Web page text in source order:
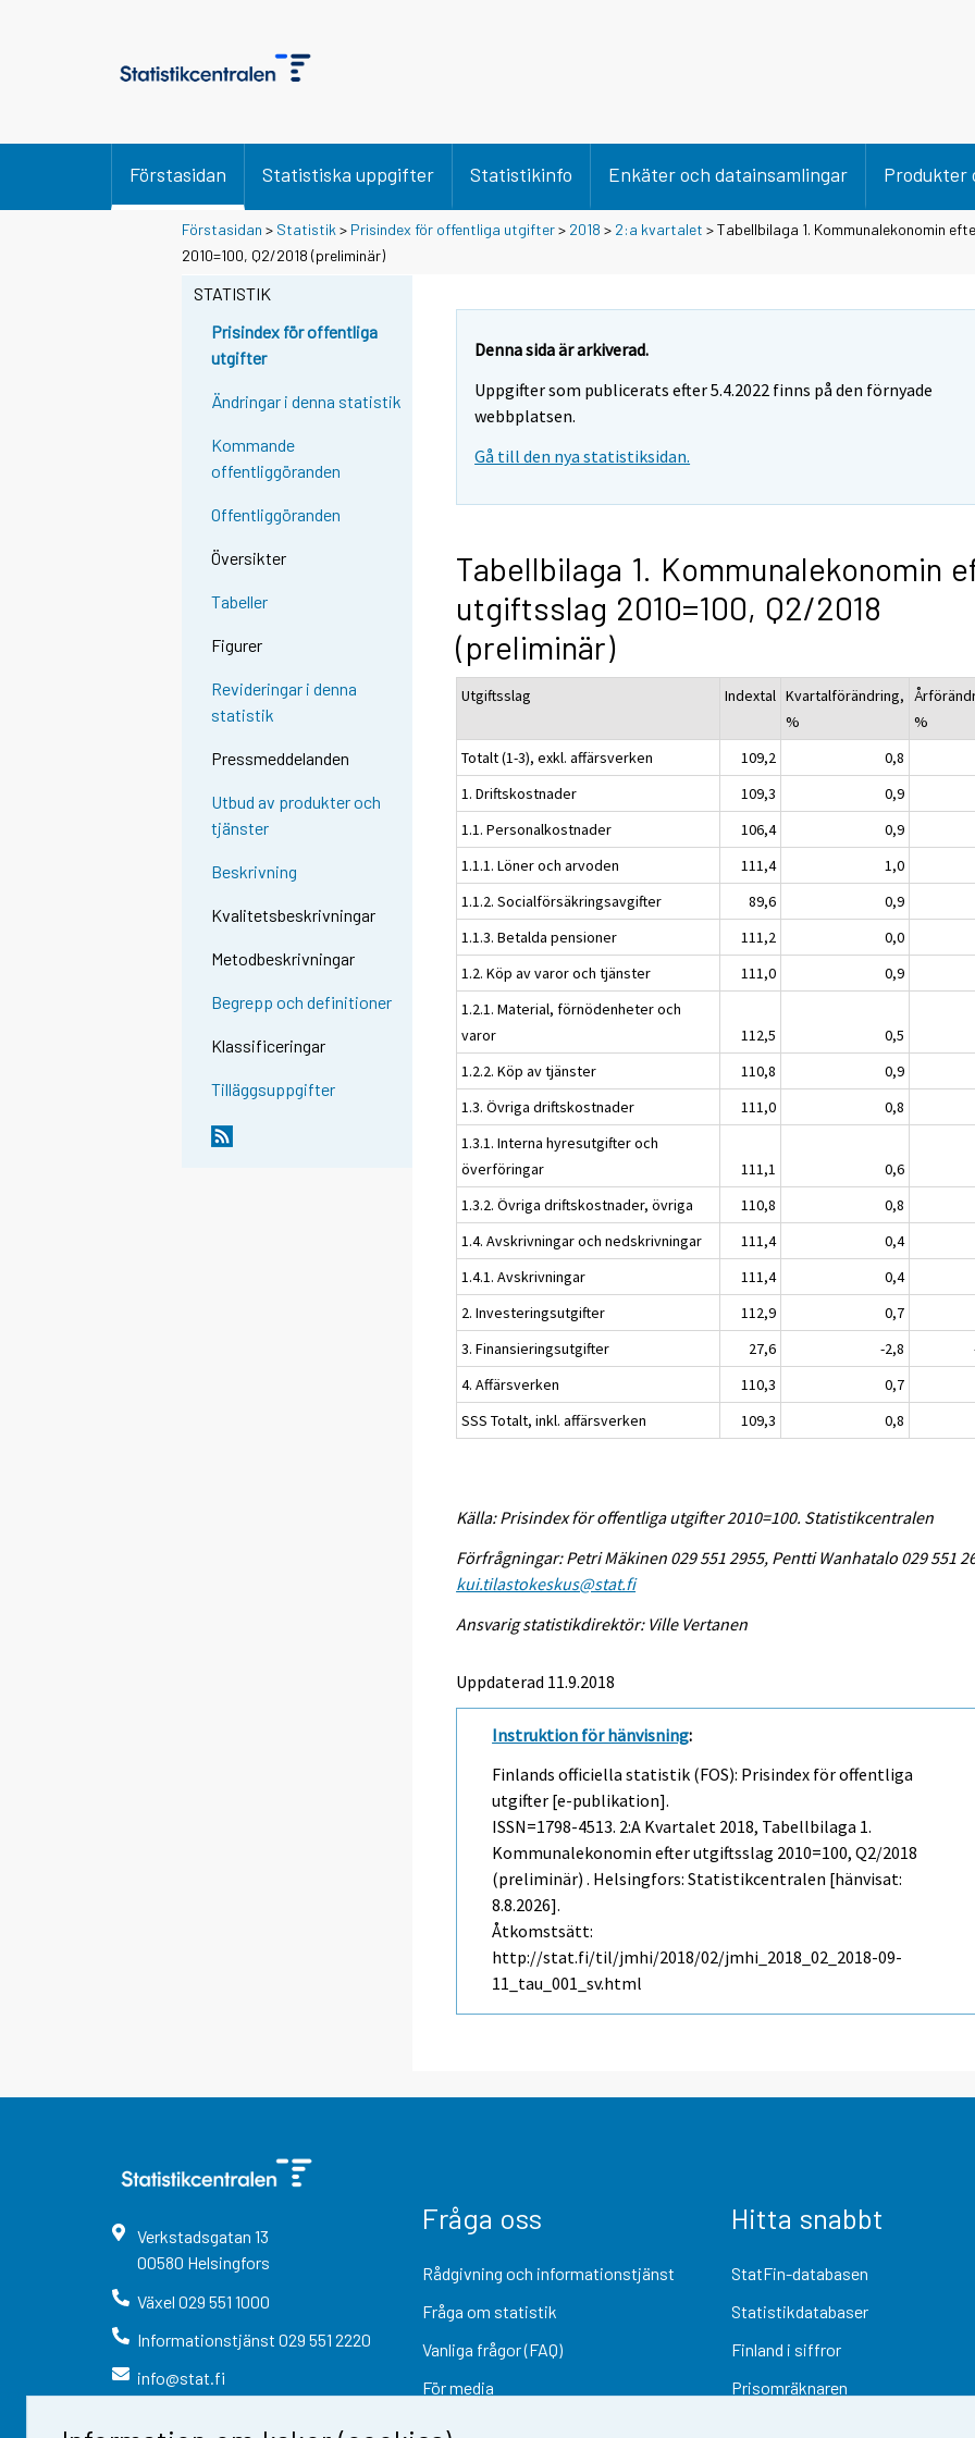
Förstasidan Statistiska uppgifter Statistikinfo Enkäter och datainsamlingar Produkter
Förstasidan > Statistik > Prisindex för offentliga utgifter> 2018 > 2:a kvartalet > Tabellbilaga 1. Kommunalekonomin
2010=100, Q2/2018 (preliminär)
STATISTIK
Prisindex för offentliga
utgifter
Ändringar i denna statistik
Kommande
offentliggöranden
Offentliggöranden
Översikter
Tabeller
Figurer
Revideringar i denna
statistik
Pressmeddelanden
Utbud av produkter och
tjänster
Beskrivning
Kvalitetsbeskrivningar
Metodbeskrivningar
Begrepp och definitioner
Klassificeringar
Tilläggsuppgifter
Denna sida är arkiverad.
Uppgifter som publicerats efter 5.4.2022 finns på den förnyade
webbplatsen.
Gå till den nya statistiksidan.
Tabellbilaga 1. Kommunalekonomin
utgiftsslag 2010=100, Q2/2018
(preliminär)
Utgiftsslag Indextal Kvartalförändring,
%
%
Totalt (1-3), exkl. affärsverken
109,2
0,8
1. Driftskostnader
109,3
0,9
1.1. Personalkostnader
106,4
0,9
1.1.1. Löner och arvoden
111,4
1,0
1.1.2. Socialförsäkringsavgifter
89,6
0,9
1.1.3. Betalda pensioner
111,2
0,0
1.2. Köp av varor och tjänster
111,0
0,9
1.2.1. Material, förnödenheter och
varor
112,5
0,5
1.2.2. Köp av tjänster
110,8
0,9
1.3. Övriga driftskostnader
111,0
0,8
1.3.1. Interna hyresutgifter och
överföringar
111,1
0,6
1.3.2. Övriga driftskostnader, övriga
110,8
0,8
1.4. Avskrivningar och nedskrivningar
111,4
0,4
1.4.1. Avskrivningar
111,4
0,4
2. Investeringsutgifter
112,9
0,7
3. Finansieringsutgifter
27,6 -2,8
4. Affärsverken
110,3
0,7
SSS Totalt, inkl. affärsverken
109,3 0,8
Källa: Prisindex för offentliga utgifter 2010=100. Statistikcentralen
Förfrågningar: Petri Mäkinen 029 551 2955, Pentti Wanhatalo 029 551
kui.tilastokeskus@stat.fi
Ansvarig statistikdirektör: Ville Vertanen
Uppdaterad 11.9.2018
Instruktion för hänvisning:
Finlands officiella statistik (FOS): Prisindex för offentliga
utgifter [e-publikation].
ISSN=1798-4513. 2:a Kvartalet 2018, Tabellbilaga 1.
Kommunalekonomin efter utgiftsslag 2010=100, Q2/2018
(preliminär) . Helsingfors: Statistikcentralen [hänvisat:
8.8.2026].
Åtkomstsätt:
http://stat.fi/til/jmhi/2018/02/jmhi_2018_02_2018-09-
11_tau_001_sv.html
Verkstadsgatan 13
00580 Helsingfors
Växel 029 551 1000
Informationstjänst 029 551 2220
info@stat.fi
Fråga oss
Rådgivning och informationstjänst
Fråga om statistik
Vanliga frågor (FAQ)
För media
Hitta snabbt
StatFin-databasen
Statistikdatabaser
Finland i siffror
Prisomräknaren